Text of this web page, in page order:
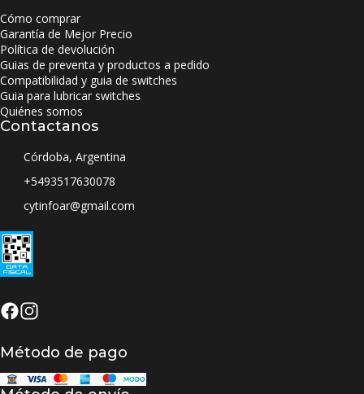
Cómo comprar
Garantía de Mejor Precio
Política de devolución
Guias de preventa y productos a pedido
Compatibilidad y guia de switches
Guia para lubricar switches
Quiénes somos
Contactanos
Córdoba, Argentina
+5493517630078
cytinfoar@gmail.com
Método de pago